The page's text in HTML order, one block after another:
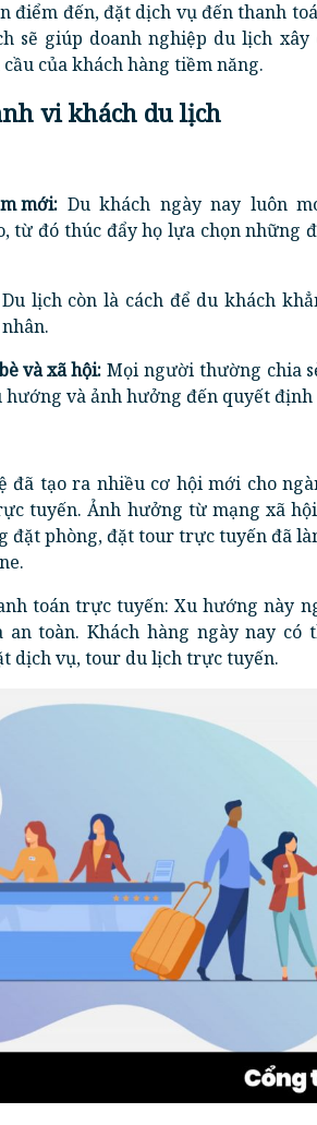
điểm đến, đặt dịch vụ đến thanh
sẽ giúp doanh nghiệp du lịch
của khách hàng tiềm năng.
vi khách du lịch
mới: Du khách ngày nay luôn
từ đó thúc đẩy họ lựa chọn những
Du lịch còn là cách để du khách
và xã hội: Mọi người thường chia
và ảnh hưởng đến quyết định
đã tạo ra nhiều cơ hội mới cho
tuyến. Ảnh hưởng từ mạng xã
đặt phòng, đặt tour trực tuyến đã
toán trực tuyến: Xu hướng này
toàn. Khách hàng ngày nay có
dịch vụ, tour du lịch trực tuyến.